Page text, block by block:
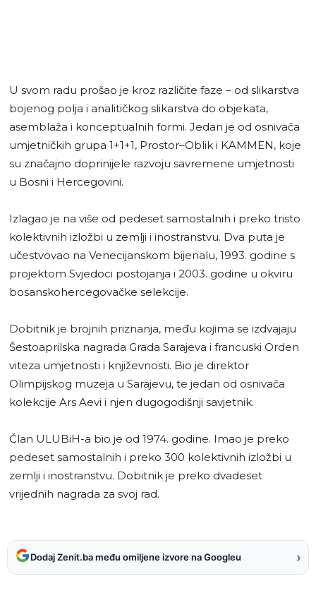
U svom radu prošao je kroz različite faze – od slikarstva
bojenog polja i analitičkog slikarstva do objekata,
asemblaža i konceptualnih formi. Jedan je od osnivača
umjetničkih grupa 1+1+1, Prostor–Oblik i KAMMEN, koje
su značajno doprinijele razvoju savremene umjetnosti
u Bosni i Hercegovini.
Izlagao je na više od pedeset samostalnih i preko tristo
kolektivnih izložbi u zemlji i inostranstvu. Dva puta je
učestvovao na Venecijanskom bijenalu, 1993. godine s
projektom Svjedoci postojanja i 2003. godine u okviru
bosanskohercegovačke selekcije.
Dobitnik je brojnih priznanja, među kojima se izdvajaju
Šestoaprilska nagrada Grada Sarajeva i francuski Orden
viteza umjetnosti i književnosti. Bio je direktor
Olimpijskog muzeja u Sarajevu, te jedan od osnivača
kolekcije Ars Aevi i njen dugogodišnji savjetnik.
Član ULUBiH-a bio je od 1974. godine. Imao je preko
pedeset samostalnih i preko 300 kolektivnih izložbi u
zemlji i inostranstvu. Dobitnik je preko dvadeset
vrijednih nagrada za svoj rad.
Dodaj Zenit.ba među omiljene izvore na Googleu ›